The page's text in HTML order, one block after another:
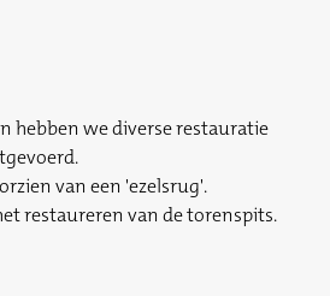
hebben we diverse restauratie
van een 'ezelsrug'.
restaureren van de torenspits.